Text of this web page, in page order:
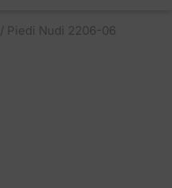
/ Piedi Nudi 2206-06